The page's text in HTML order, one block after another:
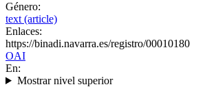
Género:
text (article)
Enlaces:
https://binadi.navarra.es/registro/00010180
OAI
En:
Mostrar nivel superior